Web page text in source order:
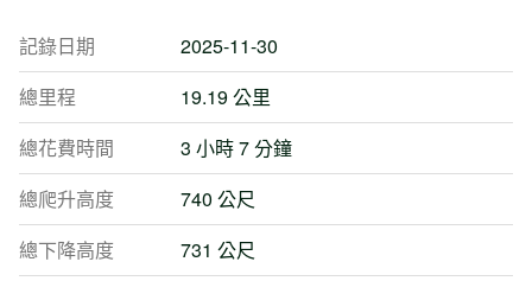
記錄日期
2025-11-30
總里程
19.19 公里
總花費時間
3 小時 7 分鐘
總爬升高度
740 公尺
總下降高度
731 公尺